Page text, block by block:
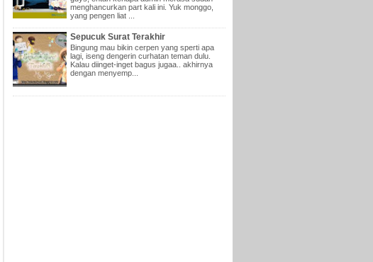
menghancurkan part kali ini. Yuk monggo,
yang pengen liat ...
Sepucuk Surat Terakhir
Bingung mau bikin cerpen yang sperti apa
lagi, iseng dengerin curhatan teman dulu.
Kalau diinget-inget bagus jugaa.. akhirnya
dengan menyemp...